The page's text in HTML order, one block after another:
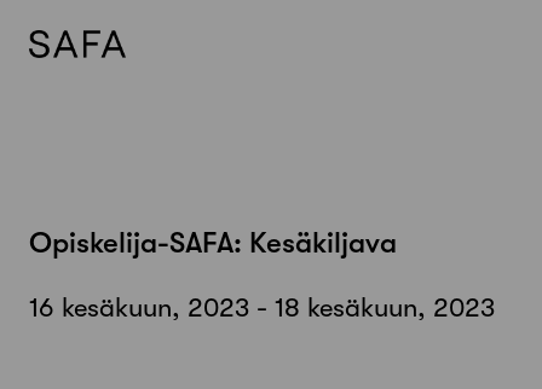
Opiskelija-SAFA: Kesäkiljava
16 kesäkuun, 2023 - 18 kesäkuun, 2023